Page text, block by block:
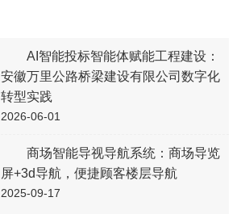
AI智能投标智能体赋能工程建设：
安徽万里公路桥梁建设有限公司数字化
转型实践
2026-06-01
商场智能导视导航系统：商场导览
屏+3d导航，便捷顾客楼层导航
2025-09-17